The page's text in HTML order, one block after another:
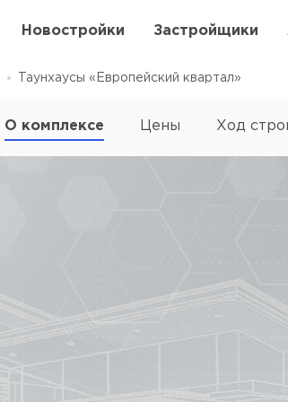
Новостройки Застройщики
Таунхаусы «Европейский квартал»
О комплексе Цены Ход